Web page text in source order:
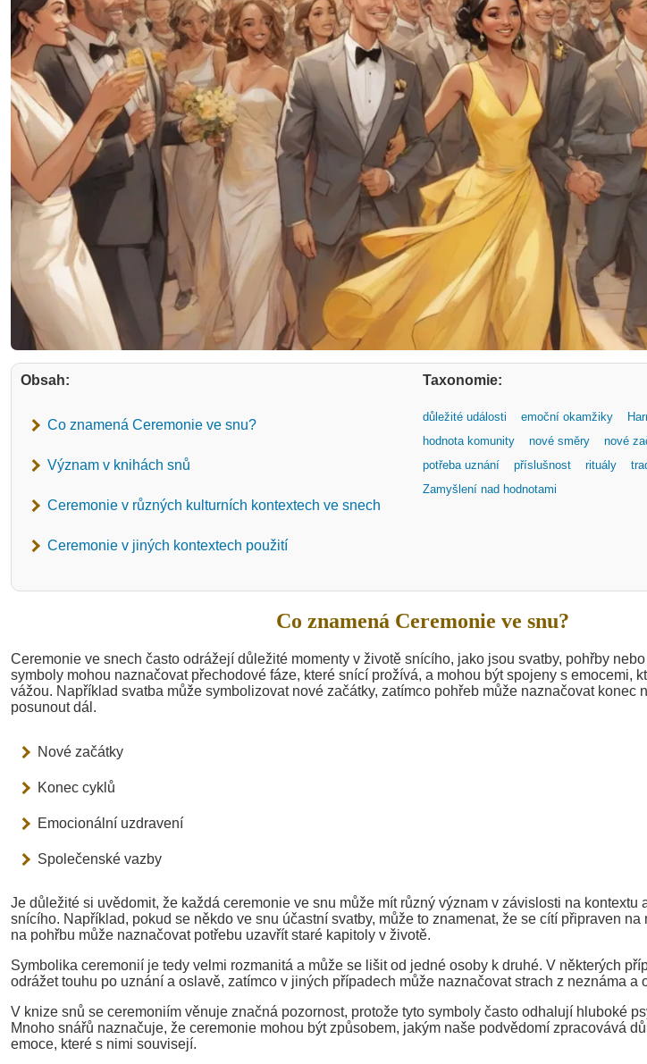
Obsah:
Co znamená Ceremonie ve snu?
Význam v knihách snů
Ceremonie v různých kulturních kontextech ve snech
Ceremonie v jiných kontextech použití
Taxonomie:
důležité události emoční okamžiky
hodnota komunity
nové směry nové
potřeba uznání
příslušnost rituály
Zamyšlení nad hodnotami
Co znamená Ceremonie ve snu?
Ceremonie ve snech často odrážejí důležité momenty v životě snícího, jako jsou svatby, pohřby
symboly mohou naznačovat přechodové fáze, které snící prožívá, a mohou být spojeny s emocemi,
vážou. Například svatba může symbolizovat nové začátky, zatímco pohřeb může naznačovat konec
posunout dál.
Nové začátky
Konec cyklů
Emocionální uzdravení
Společenské vazby
Je důležité si uvědomit, že každá ceremonie ve snu může mít různý význam v závislosti na kontextu
snícího. Například, pokud se někdo ve snu účastní svatby, může to znamenat, že se cítí připraven na
na pohřbu může naznačovat potřebu uzavřít staré kapitoly v životě.
Symbolika ceremonií je tedy velmi rozmanitá a může se lišit od jedné osoby k druhé. V některých
odrážet touhu po uznání a oslavě, zatímco v jiných případech může naznačovat strach z neznáma a
V knize snů se ceremoniím věnuje značná pozornost, protože tyto symboly často odhalují hluboké
Mnoho snářů naznačuje, že ceremonie mohou být způsobem, jakým naše podvědomí zpracovává
emoce, které s nimi souvisejí.